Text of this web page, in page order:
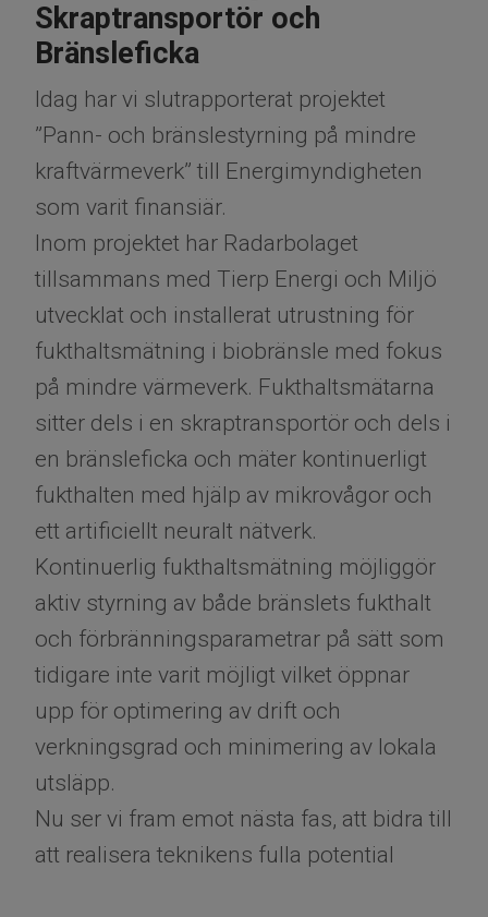
Skraptransportör och
Bränsleficka
Idag har vi slutrapporterat projektet
”Pann- och bränslestyrning på mindre
kraftvärmeverk” till Energimyndigheten
som varit finansiär.
Inom projektet har Radarbolaget
tillsammans med Tierp Energi och Miljö
utvecklat och installerat utrustning för
fukthaltsmätning i biobränsle med fokus
på mindre värmeverk. Fukthaltsmätarna
sitter dels i en skraptransportör och dels i
en bränsleficka och mäter kontinuerligt
fukthalten med hjälp av mikrovågor och
ett artificiellt neuralt nätverk.
Kontinuerlig fukthaltsmätning möjliggör
aktiv styrning av både bränslets fukthalt
och förbränningsparametrar på sätt som
tidigare inte varit möjligt vilket öppnar
upp för optimering av drift och
verkningsgrad och minimering av lokala
utsläpp.
Nu ser vi fram emot nästa fas, att bidra till
att realisera teknikens fulla potential